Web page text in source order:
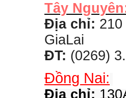
Tây
Địa chỉ:
GiaLai
ĐT: (0269)
Đồng Nai:
Địa chỉ: